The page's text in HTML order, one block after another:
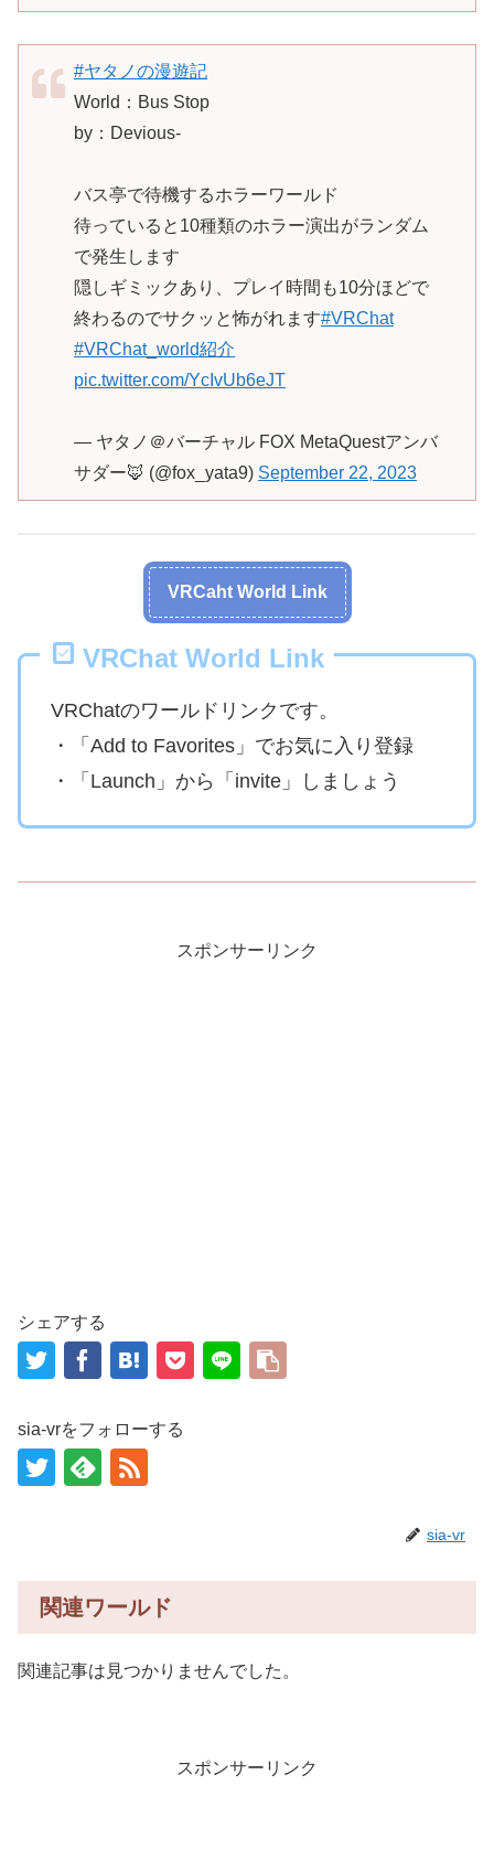
#ヤタノの漫遊記
World：Bus Stop
by：Devious-
バス亭で待機するホラーワールド
待っていると10種類のホラー演出がランダム
で発生します
隠しギミックあり、プレイ時間も10分ほどで
終わるのでサクッと怖がれます#VRChat
#VRChat_world紹介
pic.twitter.com/YcIvUb6eJT
— ヤタノ＠バーチャル FOX MetaQuestアンバ
サダー🦊 (@fox_yata9) September 22, 2023
VRCaht World Link
VRChat World Link
VRChatのワールドリンクです。
・「Add to Favorites」でお気に入り登録
・「Launch」から「invite」しましょう
スポンサーリンク
シェアする
sia-vrをフォローする
sia-vr
関連ワールド
関連記事は見つかりませんでした。
スポンサーリンク